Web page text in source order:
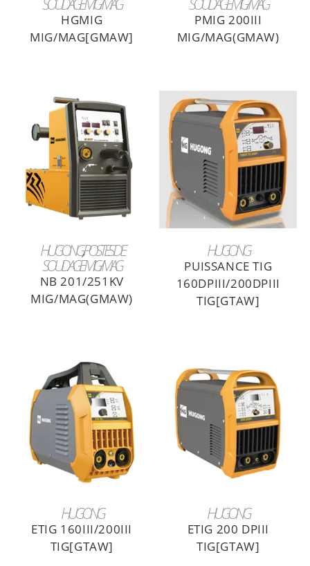
HGMIG
MIG/MAG[GMAW]
PMIG 200III
MIG/MAG(GMAW)
HUGONG,POSTES DE
SOUDAGE MIG/MAG
NB 201/251KV
MIG/MAG(GMAW)
HUGONG
PUISSANCE TIG
160DPIII/200DPIII
TIG[GTAW]
HUGONG
ETIG 160III/200III
TIG[GTAW]
HUGONG
ETIG 200 DPIII
TIG[GTAW]